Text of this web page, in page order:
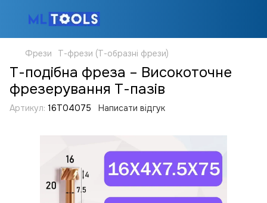
Фрези Т-фрези (Т-образні фрези)
Т-подібна фреза – Високоточне
фрезерування Т-пазів
Артикул: 16T04075 Написати відгук